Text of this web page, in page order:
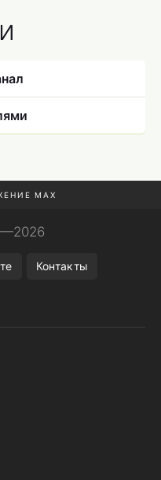
MAX
Контакты